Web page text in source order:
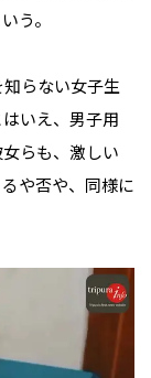
う。
らない女子生
いえ、男子用
らも、激しい
や否や、同様に